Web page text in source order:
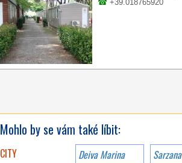
☎ +39.018765920
Mohlo by se vám také líbit:
CITY Deiva Marina Sarzana